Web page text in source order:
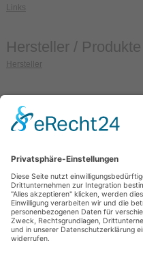
Links
Hersteller / Produkte
Hersteller
Anschrift
Güteschutz Ziegel e.V.
Weidehofstraße 15
OT Blankenhain
Allgemein
Sitemap
Impressum
Datenschutz